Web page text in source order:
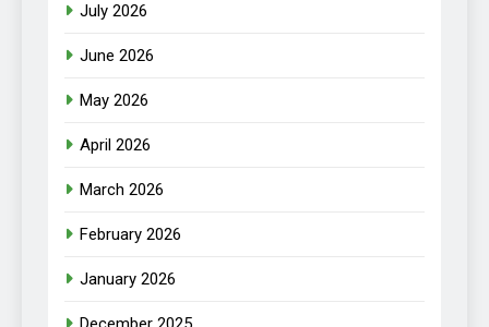
July 2026
June 2026
May 2026
April 2026
March 2026
February 2026
January 2026